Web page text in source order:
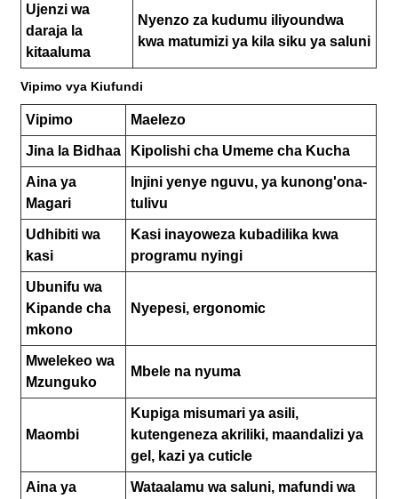
Ujenzi wa
daraja la
kitaaluma
Nyenzo za kudumu iliyoundwa
kwa matumizi ya kila siku ya saluni
Vipimo vya Kiufundi
Vipimo Maelezo
Jina la Bidhaa Kipolishi cha Umeme cha Kucha
Aina ya
Magari
Injini yenye nguvu, ya kunong'ona-
tulivu
Udhibiti wa
kasi
Kasi inayoweza kubadilika kwa
programu nyingi
Ubunifu wa
Kipande cha
mkono
Nyepesi, ergonomic
Mwelekeo wa
Mzunguko
Mbele na nyuma
Maombi
Kupiga misumari ya asili,
kutengeneza akriliki, maandalizi ya
gel, kazi ya cuticle
Aina ya
Wataalamu wa saluni, mafundi wa